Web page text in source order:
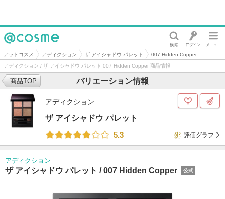
@cosme
アットコスメ アディクション ザ アイシャドウ パレット
007 Hidden Copper
アディクション / ザ アイシャドウ パレット 007 Hidden Copper 商品情報
バリエーション情報
商品TOP
アディクション
ザ アイシャドウ パレット
5.3
評価グラフ
アディクション
ザ アイシャドウ パレット /007 Hidden Copper 公式